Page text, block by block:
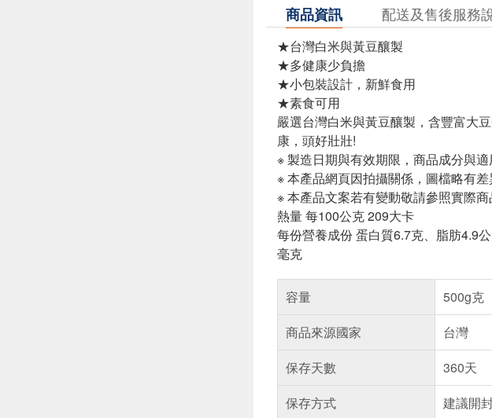
商品資訊 配送及售後服務
★台灣白米與黃豆釀製
★多健康少負擔
★小包裝設計，新鮮食用
★素食可用
嚴選台灣白米與黃豆釀製，含豐富大
康，頭好壯壯!
※ 製造日期與有效期限，商品成分與
※ 本產品網頁因拍攝關係，圖檔略有
※ 本產品文案若有變動敬請參照實際
熱量 每100公克 209大卡
每份營養成份 蛋白質6.7克、脂肪4.9
毫克
容量
500g克
商品來源國家
台灣
保存天數
360天
保存方式
建議開